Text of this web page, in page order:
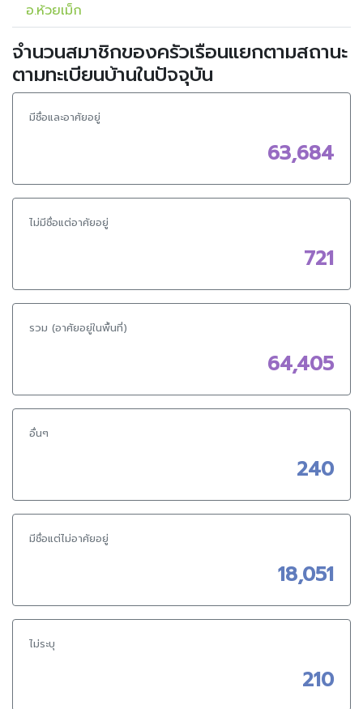
อ.ห้วยเม็ก
จำนวนสมาชิกของครัวเรือนแยกตามสถานะ
ตามทะเบียนบ้านในปัจจุบัน
มีชื่อและอาศัยอยู่
63,684
ไม่มีชื่อแต่อาศัยอยู่
721
รวม (อาศัยอยู่ในพื้นที่)
64,405
อื่นๆ
240
มีชื่อแต่ไม่อาศัยอยู่
18,051
ไม่ระบุ
210